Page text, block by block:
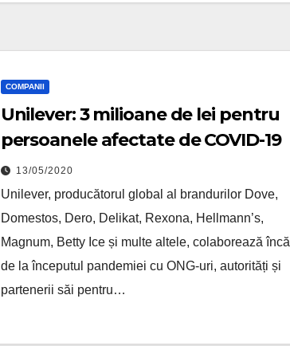
COMPANII
Unilever: 3 milioane de lei pentru
persoanele afectate de COVID-19
13/05/2020
Unilever, producătorul global al brandurilor Dove,
Domestos, Dero, Delikat, Rexona, Hellmann’s,
Magnum, Betty Ice și multe altele, colaborează încă
de la începutul pandemiei cu ONG-uri, autorități și
partenerii săi pentru…